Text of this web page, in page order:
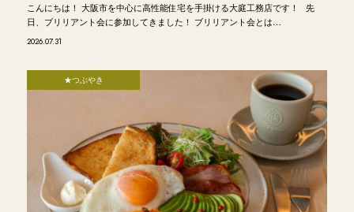
こんにちは！ 大阪市を中心に高性能住宅を手掛ける大庭工務店です！ 先
日、ブリリアント会に参加してきました！ ブリリアント会とは…
2026.07.31
★つぶやき